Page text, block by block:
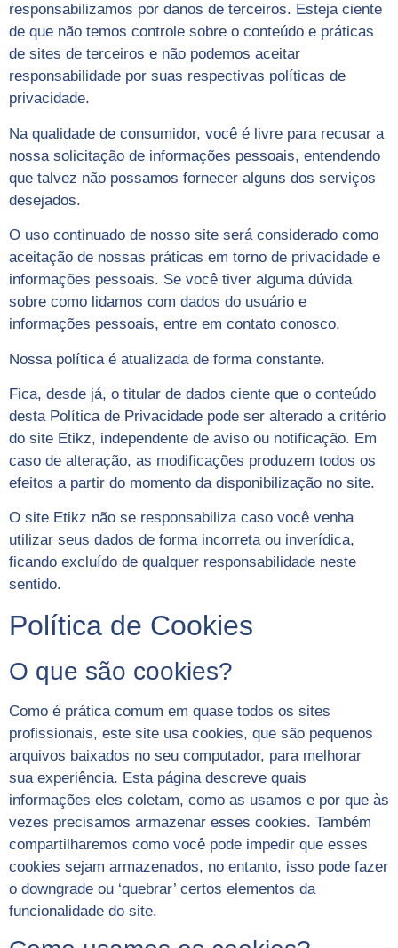
responsabilizamos por danos de terceiros. Esteja ciente
de que não temos controle sobre o conteúdo e práticas
de sites de terceiros e não podemos aceitar
responsabilidade por suas respectivas políticas de
privacidade.
Na qualidade de consumidor, você é livre para recusar a
nossa solicitação de informações pessoais, entendendo
que talvez não possamos fornecer alguns dos serviços
desejados.
O uso continuado de nosso site será considerado como
aceitação de nossas práticas em torno de privacidade e
informações pessoais. Se você tiver alguma dúvida
sobre como lidamos com dados do usuário e
informações pessoais, entre em contato conosco.
Nossa política é atualizada de forma constante.
Fica, desde já, o titular de dados ciente que o conteúdo
desta Política de Privacidade pode ser alterado a critério
do site Etikz, independente de aviso ou notificação. Em
caso de alteração, as modificações produzem todos os
efeitos a partir do momento da disponibilização no site.
O site Etikz não se responsabiliza caso você venha
utilizar seus dados de forma incorreta ou inverídica,
ficando excluído de qualquer responsabilidade neste
sentido.
Política de Cookies
O que são cookies?
Como é prática comum em quase todos os sites
profissionais, este site usa cookies, que são pequenos
arquivos baixados no seu computador, para melhorar
sua experiência. Esta página descreve quais
informações eles coletam, como as usamos e por que às
vezes precisamos armazenar esses cookies. Também
compartilharemos como você pode impedir que esses
cookies sejam armazenados, no entanto, isso pode fazer
o downgrade ou ‘quebrar’ certos elementos da
funcionalidade do site.